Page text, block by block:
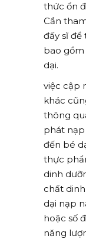
thức ổn
Cần
đấy sĩ để
bao gồm
dại.
việc cập
khác
thông
phát
đến bé
thực
dinh
chất
dại nạp
hoặc số
năng